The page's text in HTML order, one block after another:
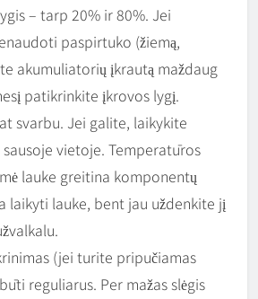
– tarp 20% ir 80%. Jei
paspirtuko (žiemą,
akumuliatorių įkrautą maždaug
patikrinkite įkrovos lygį.
svarbu. Jei galite, laikykite
vietoje. Temperatūros
lauke greitina komponentų
laikyti lauke, bent jau uždenkite jį
(jei turite pripučiamas
reguliarus. Per mažas slėgis